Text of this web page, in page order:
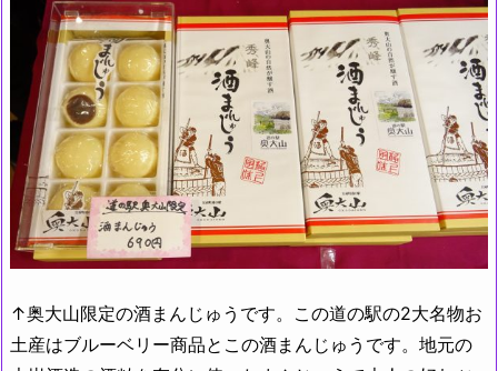
↑奥大山限定の酒まんじゅうです。この道の駅の2大名物お
土産はブルーベリー商品とこの酒まんじゅうです。地元の